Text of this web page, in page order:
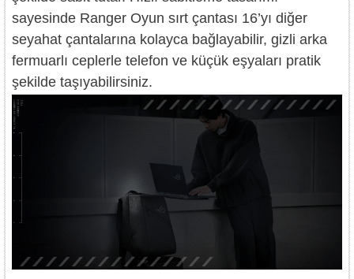
sayesinde Ranger Oyun sırt çantası 16’yı diğer
seyahat çantalarına kolayca bağlayabilir, gizli arka
fermuarlı ceplerle telefon ve küçük eşyaları pratik
şekilde taşıyabilirsiniz.